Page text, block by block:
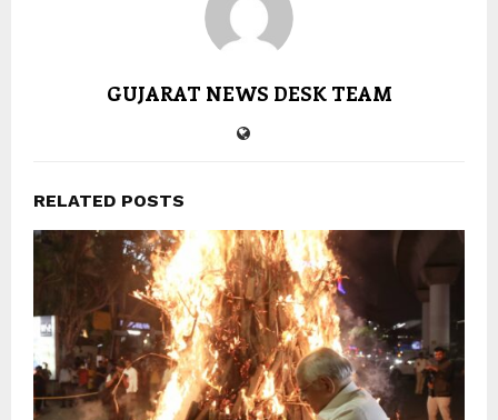
GUJARAT NEWS DESK TEAM
RELATED POSTS